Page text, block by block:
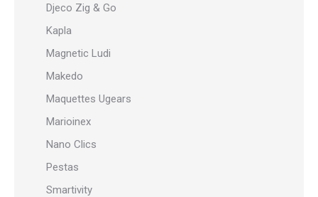
Djeco Zig & Go
Kapla
Magnetic Ludi
Makedo
Maquettes Ugears
Marioinex
Nano Clics
Pestas
Smartivity